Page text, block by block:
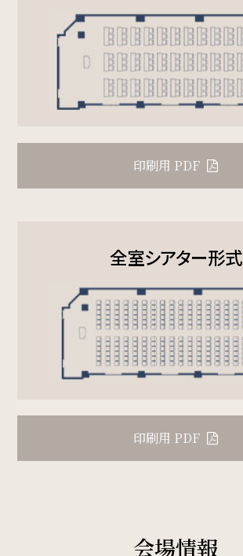
一部屋あたりのご利用人数
ご利用部屋数
検索
印刷用 PDF
全室シアター形式
印刷用 PDF
会場情報